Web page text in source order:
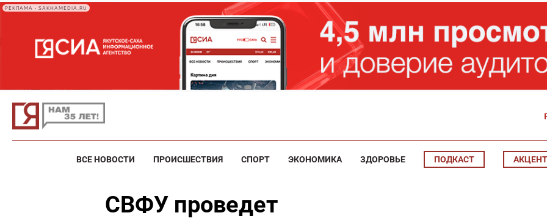
РЕКЛАМА • SAKHAMEDIA.RU
ВСЕ НОВОСТИ ПРОИСШЕСТВИЯ СПОРТ ЭКОНОМИКА ЗДОРОВЬЕ ПОДКАСТ АКЦЕНТ
СВФУ проведет